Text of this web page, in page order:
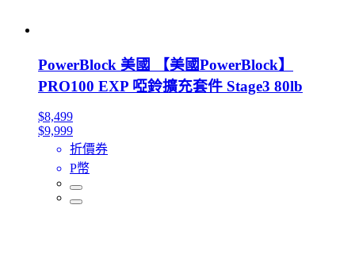
PowerBlock 美國 【美國PowerBlock】
PRO100 EXP 啞鈴擴充套件 Stage3 80lb
$8,499
$9,999
折價券
P幣